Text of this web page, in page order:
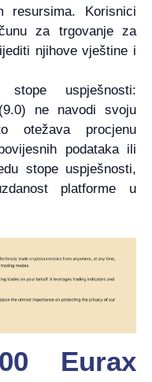
resursima. Korisnici
za trgovanje za
njihove vještine i
stope uspješnosti:
ne navodi svoju
otežava procjenu
podataka ili
stope uspješnosti,
platforme u
Eurax